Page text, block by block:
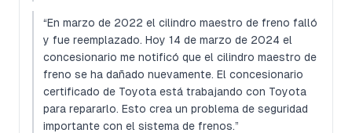
“En marzo de 2022 el cilindro maestro de freno falló
y fue reemplazado. Hoy 14 de marzo de 2024 el
concesionario me notificó que el cilindro maestro de
freno se ha dañado nuevamente. El concesionario
certificado de Toyota está trabajando con Toyota
para repararlo. Esto crea un problema de seguridad
importante con el sistema de frenos.”